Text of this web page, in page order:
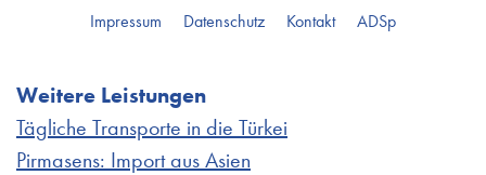
Impressum Datenschutz Kontakt ADSp
Weitere Leistungen
Tägliche Transporte in die Türkei
Pirmasens: Import aus Asien